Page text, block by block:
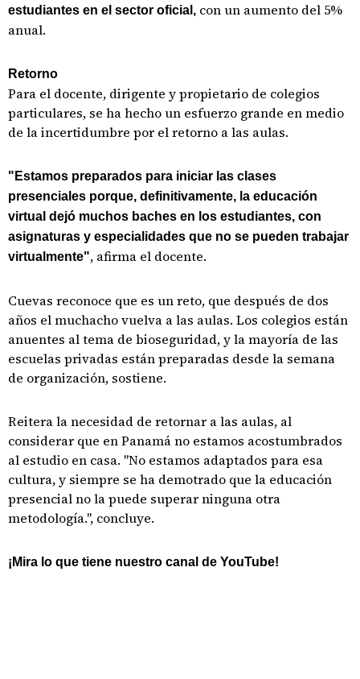
estudiantes en el sector oficial, con un aumento del 5%
anual.
Retorno
Para el docente, dirigente y propietario de colegios
particulares, se ha hecho un esfuerzo grande en medio
de la incertidumbre por el retorno a las aulas.
"Estamos preparados para iniciar las clases
presenciales porque, definitivamente, la educación
virtual dejó muchos baches en los estudiantes, con
asignaturas y especialidades que no se pueden trabajar
virtualmente", afirma el docente.
Cuevas reconoce que es un reto, que después de dos
años el muchacho vuelva a las aulas. Los colegios están
anuentes al tema de bioseguridad, y la mayoría de las
escuelas privadas están preparadas desde la semana
de organización, sostiene.
Reitera la necesidad de retornar a las aulas, al
considerar que en Panamá no estamos acostumbrados
al estudio en casa. "No estamos adaptados para esa
cultura, y siempre se ha demotrado que la educación
presencial no la puede superar ninguna otra
metodología.", concluye.
¡Mira lo que tiene nuestro canal de YouTube!